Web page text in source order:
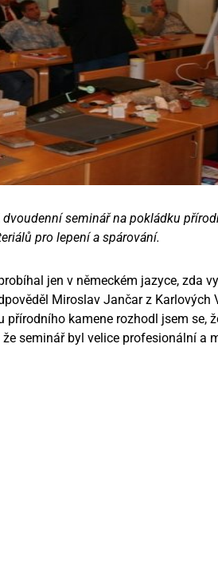
seminář na pokládku
pro lepení a spárování.
jen v německém jazyce, zda
Miroslav Jančar z Karlových
kamene rozhodl jsem se,
seminář byl velice profesionální a